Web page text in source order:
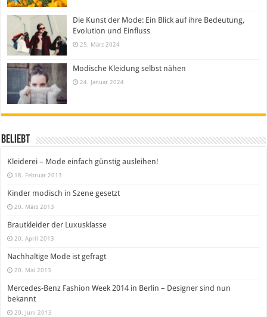
Die Kunst der Mode: Ein Blick auf ihre Bedeutung,
Evolution und Einfluss
25. März 2024
Modische Kleidung selbst nähen
24. Januar 2024
Beliebt
Kleiderei – Mode einfach günstig ausleihen!
18. Februar 2013
Kinder modisch in Szene gesetzt
20. März 2013
Brautkleider der Luxusklasse
20. April 2013
Nachhaltige Mode ist gefragt
20. Mai 2013
Mercedes-Benz Fashion Week 2014 in Berlin – Designer sind nun
bekannt
20. Juni 2013